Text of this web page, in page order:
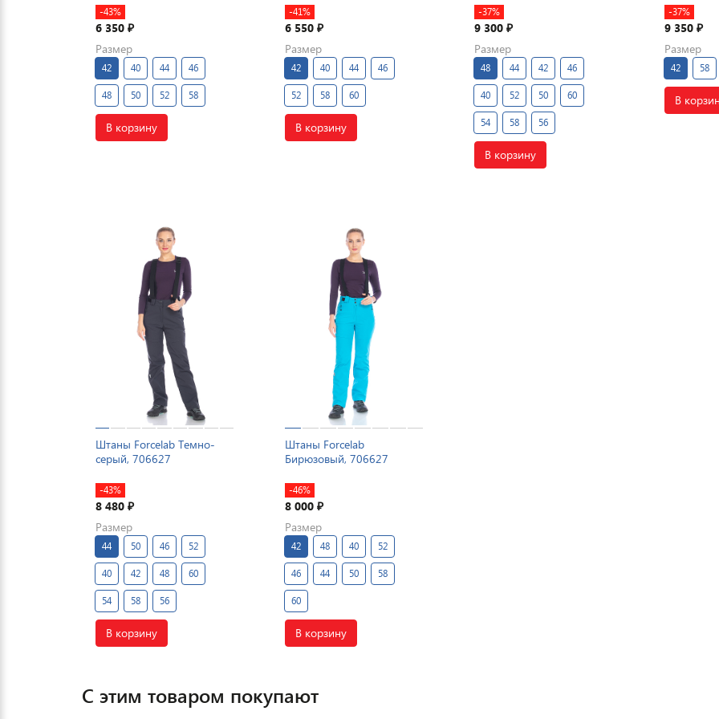
-43%
6 350 ₽
Размер
42 40 44 46
48 50 52 58
В корзину
-41%
6 550₽
Размер
42 40 44 46
52 58 60
В корзину
-37%
9 300₽
Размер
48 44 42 46
40 52 50 60
54 58 56
В корзину
-37%
9 350 ₽
Размер
42 58
В
Штаны Forcelab Темно-
серый, 706627
-43%
8 480 ₽
Размер
44 50 46 52
40 42 48 60
54 58 56
В корзину
Штаны Forcelab
Бирюзовый, 706627
-46%
8 000₽
Размер
42 48 40 52
46 44 50 58
60
В корзину
С этим товаром покупают